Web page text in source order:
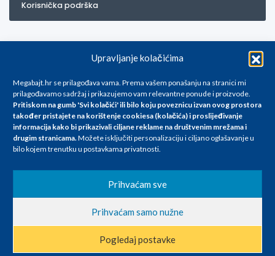
Upravljanje kolačićima
Megabajt.hr se prilagođava vama. Prema vašem ponašanju na stranici mi
prilagođavamo sadržaj i prikazujemo vam relevantne ponude i proizvode.
Pritiskom na gumb 'Svi kolačići' ili bilo koju poveznicu izvan ovog prostora
također pristajete na korištenje cookiesa (kolačića) i proslijeđivanje
informacija kako bi prikazivali ciljane reklame na društvenim mrežama i
drugim stranicama.Možete isključiti personalizaciju i ciljano oglašavanje u
bilo kojem trenutku u postavkama privatnosti.
Prihvaćam sve
Prihvaćam samo nužne
Pogledaj postavke
Korisnička podrška
Za artikle kojih trenutno nema u ponudi obratite nam se na
info@megabajt.hr. Sve cijene su informativnog karaktera i podložne su
promjenama, a
iskazane su za avansno plaćanje(gotovina) u Eurima i uključuju PDV. Sve
se razlikovati od cijena u našim poslovnicama. Trudimo se dati što bolji
i točniji opis i sliku. Unatoč tome, ne možemo garantirati da su svi
nastale u opisu proizvoda, greške prilikom štampanja te promjene
cijena.